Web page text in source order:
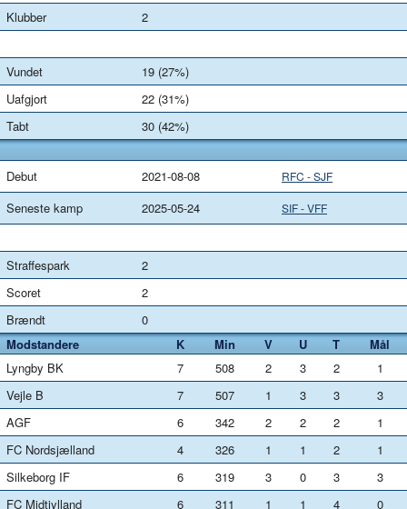
Klubber
2
Vundet
19 (27%)
Uafgjort
22 (31%)
Tabt
30 (42%)
Debut 2021-08-08 RFC - SJF
Seneste kamp 2025-05-24 SIF - VFF
Straffespark
2
Scoret
2
Brændt
0
Modstandere
K Min V U T
Mål
Lyngby BK
7 508 2 3 2
1
Vejle B
7 507 1 3 3
3
AGF
6 342 2 2 2
1
FC Nordsjælland
4 326 1 1 2
1
Silkeborg IF
6 319 3 0 3
3
FC Midtjylland
6 311 1 1 4 0